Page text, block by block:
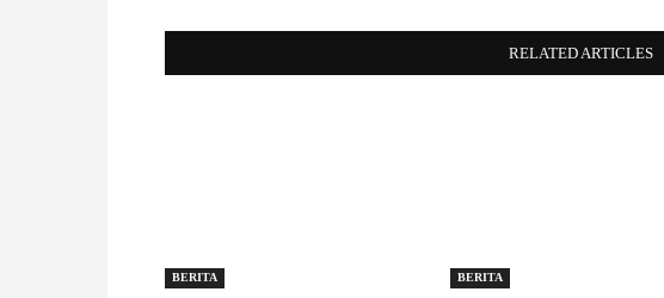
RELATED ARTICLES
BERITA BERITA